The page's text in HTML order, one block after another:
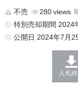
不売 280
特別売却期間 2024
公開日 2024年7月
入札終